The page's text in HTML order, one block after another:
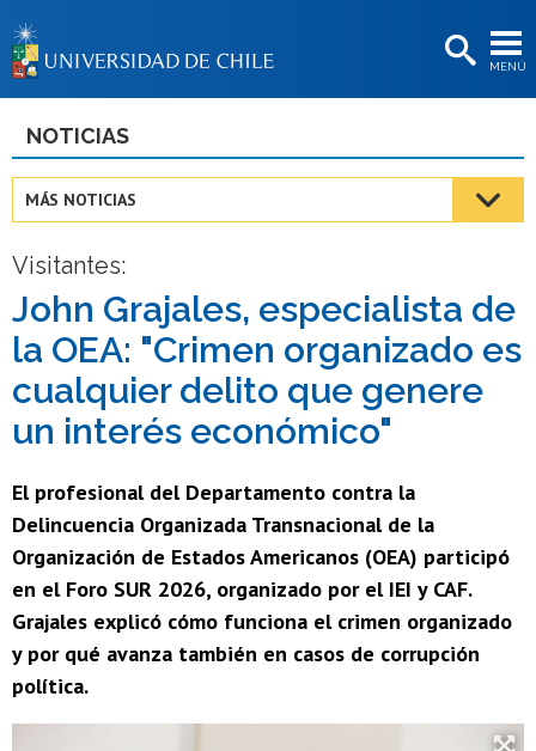
MENÚ
BIBLIOTECAS
Estudiantes
Funcionarias/os
Egresadas/os
NOTICIAS
MÁS NOTICIAS
Visitantes:
John Grajales, especialista de
la OEA: "Crimen organizado es
cualquier delito que genere
un interés económico"
El profesional del Departamento contra la
Delincuencia Organizada Transnacional de la
Organización de Estados Americanos (OEA) participó
en el Foro SUR 2026, organizado por el IEI y CAF.
Grajales explicó cómo funciona el crimen organizado
y por qué avanza también en casos de corrupción
política.